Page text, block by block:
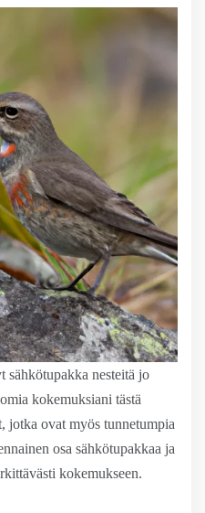
nesteitä jo
kokemuksiani tästä
jotka ovat myös tunnetumpia
osa sähkötupakkaa ja
kokemukseen.